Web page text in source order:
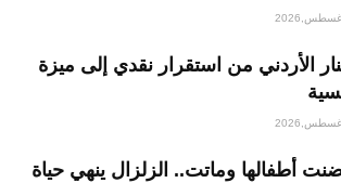
الأردني من استقرار نقدي إلى ميزة
أطفالها وماتت.. الزلزال ينهي حياة